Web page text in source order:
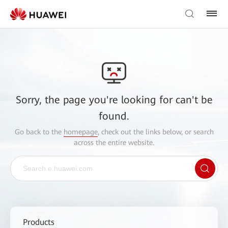
Sorry, the page you're looking for can't be
found.
Go back to the homepage, check out the links below, or search
across the entire website.
Products